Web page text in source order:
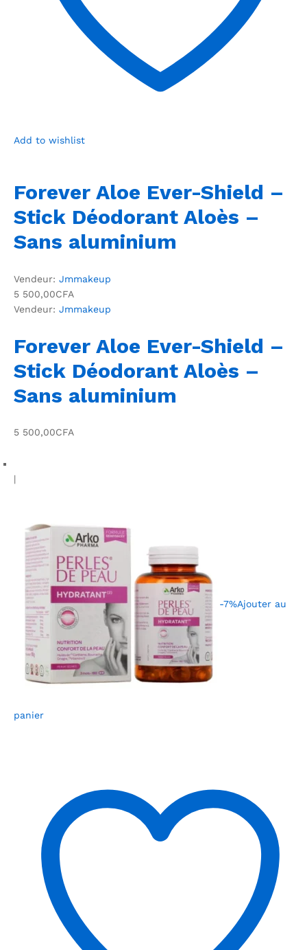
Add to wishlist
Forever Aloe Ever-Shield –
Stick Déodorant Aloès –
Sans aluminium
Vendeur: Jmmakeup
5 500,00CFA
Vendeur: Jmmakeup
Forever Aloe Ever-Shield –
Stick Déodorant Aloès –
Sans aluminium
5 500,00CFA
|
-7%Ajouter au
panier